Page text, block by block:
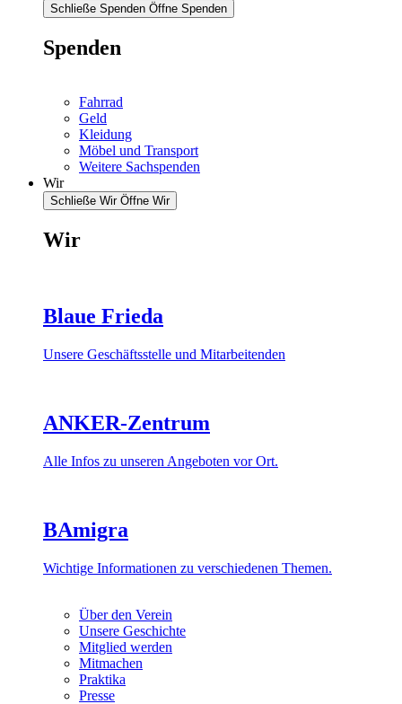
Schließe Spenden Öffne Spenden
Spenden
Fahrrad
Geld
Kleidung
Möbel und Transport
Weitere Sachspenden
Wir
Schließe Wir Öffne Wir
Wir
Blaue Frieda
Unsere Geschäftsstelle und Mitarbeitenden
ANKER-Zentrum
Alle Infos zu unseren Angeboten vor Ort.
BAmigra
Wichtige Informationen zu verschiedenen Themen.
Über den Verein
Unsere Geschichte
Mitglied werden
Mitmachen
Praktika
Presse